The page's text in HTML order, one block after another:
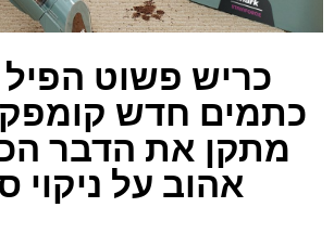
כריש פשוט
כתמים חדש
מתקן את הדבר
אהוב על ניקוי